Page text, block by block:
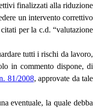
finalizzati alla riduzione
un intervento correttivo
per la c.d. “valutazione
tutti i rischi da lavoro,
in commento dispone, di
81/2008, approvate da tale
eventuale, la quale debba